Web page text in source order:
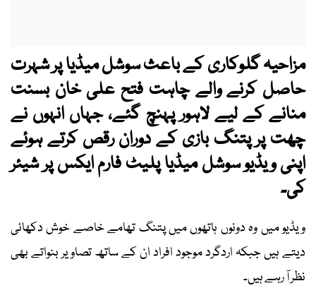
مزاحیہ گلوکاری کے باعث سوشل میڈیا پر شہرت
حاصل کرنے والے چاہت فتح علی خان بسنت
منانے کے لیے لاہور پہنچ گئے، جہاں انہوں نے
چھت پر پتنگ بازی کے دوران رقص کرتے ہوئے
اپنی ویڈیو سوشل میڈیا پلیٹ فارم ایکس پر شیئر
کی۔
ویڈیو میں وہ دونوں ہاتھوں میں پتنگ تھامے خاصے خوش دکھائی
دیتے ہیں جبکہ اردگرد موجود افراد ان کے ساتھ تصاویر بنواتے بھی
نظر آ رہے ہیں۔